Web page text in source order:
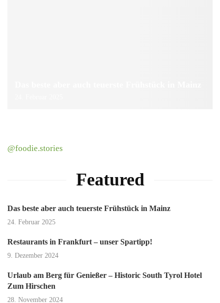
@foodie.stories
Featured
Das beste aber auch teuerste Frühstück in Mainz
24. Februar 2025
Restaurants in Frankfurt – unser Spartipp!
9. Dezember 2024
Urlaub am Berg für Genießer – Historic South Tyrol Hotel
Zum Hirschen
28. November 2024